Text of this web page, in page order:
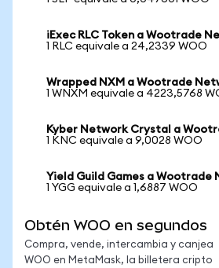
iExec RLC Token a Wootrade
1 RLC equivale a 24,2339 WOO
Wrapped NXM a Wootrade
1 WNXM equivale a 4223,5768
Kyber Network Crystal a
1 KNC equivale a 9,0028 WOO
Yield Guild Games a Wootrade
1 YGG equivale a 1,6887 WOO
Obtén WOO en segundos
Compra, vende, intercambia y canjea
WOO en MetaMask, la billetera cripto